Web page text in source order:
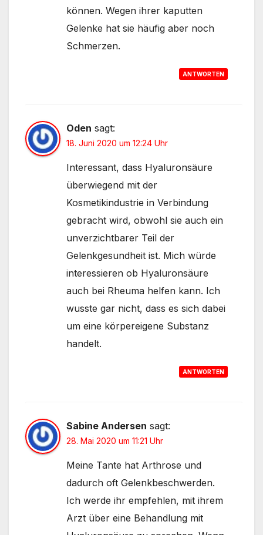
können. Wegen ihrer kaputten
Gelenke hat sie häufig aber noch
Schmerzen.
ANTWORTEN
Oden sagt:
18. Juni 2020 um 12:24 Uhr
Interessant, dass Hyaluronsäure
überwiegend mit der
Kosmetikindustrie in Verbindung
gebracht wird, obwohl sie auch ein
unverzichtbarer Teil der
Gelenkgesundheit ist. Mich würde
interessieren ob Hyaluronsäure
auch bei Rheuma helfen kann. Ich
wusste gar nicht, dass es sich dabei
um eine körpereigene Substanz
handelt.
ANTWORTEN
Sabine Andersen sagt:
28. Mai 2020 um 11:21 Uhr
Meine Tante hat Arthrose und
dadurch oft Gelenkbeschwerden.
Ich werde ihr empfehlen, mit ihrem
Arzt über eine Behandlung mit